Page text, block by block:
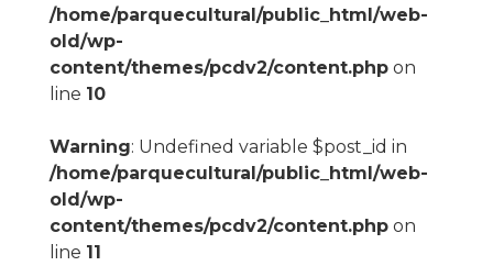
/home/parquecultural/public_html/web-
old/wp-
content/themes/pcdv2/content.phpon
line 10
Warning: Undefined variable $post_id in
/home/parquecultural/public_html/web-
old/wp-
content/themes/pcdv2/content.phpon
line 11